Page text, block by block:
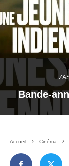
Bande-
Accueil Cinéma